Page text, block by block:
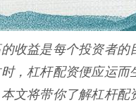
收益是每个投资者
，杠杆配资便应运
文将带你了解杠杆